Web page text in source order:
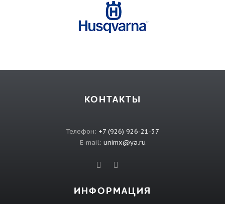
КОНТАКТЫ
Телефон: +7 (926) 926-21-37
E-mail: unimx@ya.ru
ИНФОРМАЦИЯ